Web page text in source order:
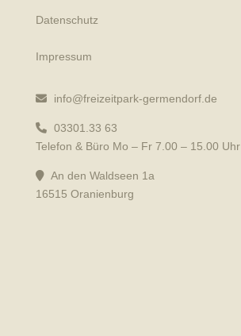
Datenschutz
Impressum
info@freizeitpark-germendorf.de
03301.33 63
Telefon & Büro Mo – Fr 7.00 – 15.00 Uhr
An den Waldseen 1a
16515 Oranienburg